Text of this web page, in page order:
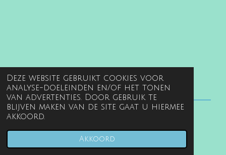
Deze website gebruikt cookies voor
analyse-doeleinden en/of het tonen
van advertenties. Door gebruik te
blijven maken van de site gaat u hiermee
akkoord.
Akkoord
© 2022 - 2026 www.gentille.nl
JouwWeb